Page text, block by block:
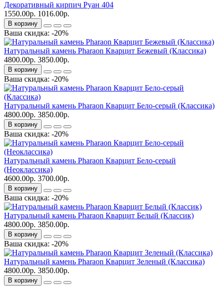
Декоративный кирпич Руан 404
1550.00р. 1016.00р.
В корзину
Ваша скидка: -20%
Натуральный камень Pharaon Кварцит Бежевый (Классика)
4800.00р. 3850.00р.
В корзину
Ваша скидка: -20%
Натуральный камень Pharaon Кварцит Бело-серый (Классика)
4800.00р. 3850.00р.
В корзину
Ваша скидка: -20%
Натуральный камень Pharaon Кварцит Бело-серый
(Неоклассика)
4600.00р. 3700.00р.
В корзину
Ваша скидка: -20%
Натуральный камень Pharaon Кварцит Белый (Классик)
4800.00р. 3850.00р.
В корзину
Ваша скидка: -20%
Натуральный камень Pharaon Кварцит Зеленый (Классика)
4800.00р. 3850.00р.
В корзину